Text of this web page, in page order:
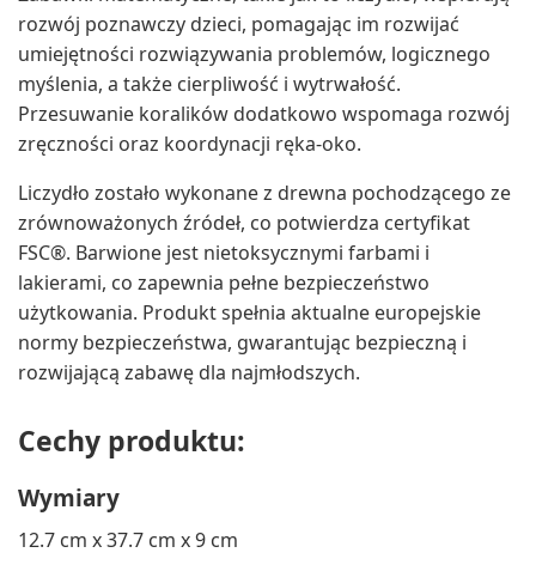
rozwój poznawczy dzieci, pomagając im rozwijać
umiejętności rozwiązywania problemów, logicznego
myślenia, a także cierpliwość i wytrwałość.
Przesuwanie koralików dodatkowo wspomaga rozwój
zręczności oraz koordynacji ręka-oko.
Liczydło zostało wykonane z drewna pochodzącego ze
zrównoważonych źródeł, co potwierdza certyfikat
FSC®. Barwione jest nietoksycznymi farbami i
lakierami, co zapewnia pełne bezpieczeństwo
użytkowania. Produkt spełnia aktualne europejskie
normy bezpieczeństwa, gwarantując bezpieczną i
rozwijającą zabawę dla najmłodszych.
Cechy produktu:
Wymiary
12.7 cm x 37.7 cm x 9 cm